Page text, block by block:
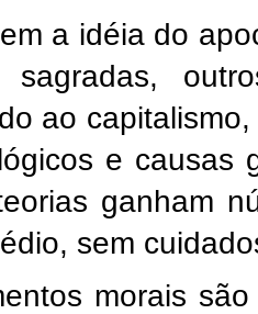
a idéia do
sagradas,
ao
e causas
ganham
sem
morais